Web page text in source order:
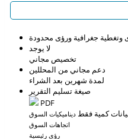
وتغطية جغرافية ورؤى محدودة
لا يوجد
تخصيص مجاني
دعم مجاني من المحللين
لمدة شهرين بعد الشراء
صيغة تسليم التقرير
PDF
كمية فقط ديناميكيات السوق
اتجاهات السوق
رؤى رئيسية